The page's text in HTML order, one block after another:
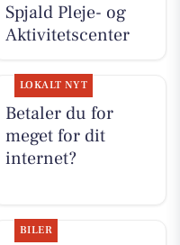
Spjald Pleje- og
Aktivitetscenter
LOKALT NYT
Betaler du for
meget for dit
internet?
BILER